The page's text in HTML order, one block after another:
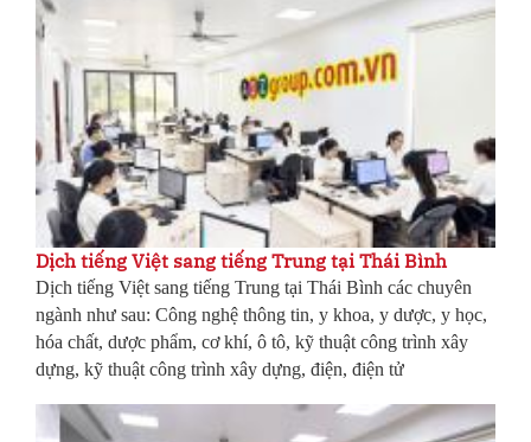
Dịch tiếng Việt sang tiếng Trung tại Thái Bình
Dịch tiếng Việt sang tiếng Trung tại Thái Bình các chuyên
ngành như sau: Công nghệ thông tin, y khoa, y dược, y học,
hóa chất, dược phẩm, cơ khí, ô tô, kỹ thuật công trình xây
dựng, kỹ thuật công trình xây dựng, điện, điện tử